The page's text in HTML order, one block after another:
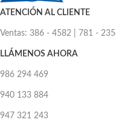
ATENCIÓN AL CLIENTE
Ventas: 386 - 4582 | 781 -
LLÁMENOS AHORA
986 294 469
940 133 884
947 321 243